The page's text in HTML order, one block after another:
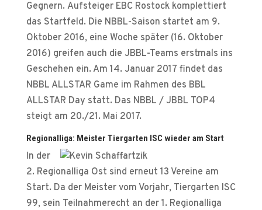
Gegnern. Aufsteiger EBC Rostock komplettiert
das Startfeld. Die NBBL-Saison startet am 9.
Oktober 2016, eine Woche später (16. Oktober
2016) greifen auch die JBBL-Teams erstmals ins
Geschehen ein. Am 14. Januar 2017 findet das
NBBL ALLSTAR Game im Rahmen des BBL
ALLSTAR Day statt. Das NBBL / JBBL TOP4
steigt am 20./21. Mai 2017.
Regionalliga: Meister Tiergarten ISC wieder am Start
In der
2. Regionalliga Ost sind erneut 13 Vereine am
Start. Da der Meister vom Vorjahr, Tiergarten ISC
99, sein Teilnahmerecht an der 1. Regionalliga